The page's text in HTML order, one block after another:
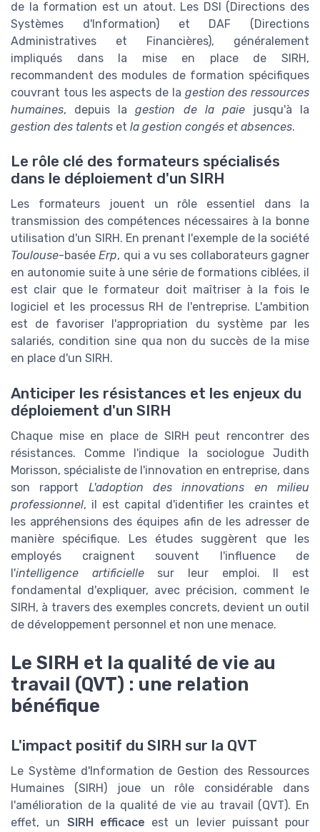
de la formation est un atout. Les DSI (Directions des
Systèmes d'Information) et DAF (Directions
Administratives et Financières), généralement
impliqués dans la mise en place de SIRH,
recommandent des modules de formation spécifiques
couvrant tous les aspects de la gestion des ressources
humaines, depuis lagestion de la paiejusqu'à la
gestion des talents et la gestion congés et absences.
Le rôle clé des formateurs spécialisés
dans le déploiement d'un SIRH
Les formateurs jouent un rôle essentiel dans la
transmission des compétences nécessaires à la bonne
utilisation d'un SIRH. En prenant l'exemple de la société
Toulouse-baséeErp, qui a vu ses collaborateurs gagner
en autonomie suite à une série de formations ciblées, il
est clair que le formateur doit maîtriser à la fois le
logiciel et les processus RH de l'entreprise. L'ambition
est de favoriser l'appropriation du système par les
salariés, condition sine qua non du succès de la mise
en place d'un SIRH.
Anticiper les résistances et les enjeux du
déploiement d'un SIRH
Chaque mise en place de SIRH peut rencontrer des
résistances. Comme l'indique la sociologue Judith
Morisson, spécialiste de l'innovation en entreprise, dans
son rapport L'adoption des innovations en milieu
professionnel, il est capital d'identifier les craintes et
les appréhensions des équipes afin de les adresser de
manière spécifique. Les études suggèrent que les
employés craignent souvent l'influence de
l'intelligence artificiellesur leur emploi. Il est
fondamental d'expliquer, avec précision, comment le
SIRH, à travers des exemples concrets, devient un outil
de développement personnel et non une menace.
Le SIRH et la qualité de vie au
travail (QVT) : une relation
bénéfique
L'impact positif du SIRH sur la QVT
Le Système d'Information de Gestion des Ressources
Humaines (SIRH) joue un rôle considérable dans
l'amélioration de la qualité de vie au travail (QVT). En
effet, un SIRH efficace est un levier puissant pour